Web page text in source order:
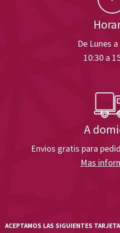
De Lunes
10:30 a
A
Envios gratis para
Mas
ACEPTAMOS LAS SIGUIENTES